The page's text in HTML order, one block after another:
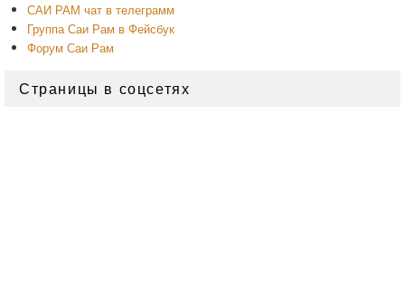
САИ РАМ чат в телеграмм
Группа Саи Рам в Фейсбук
Форум Саи Рам
Страницы в соцсетях